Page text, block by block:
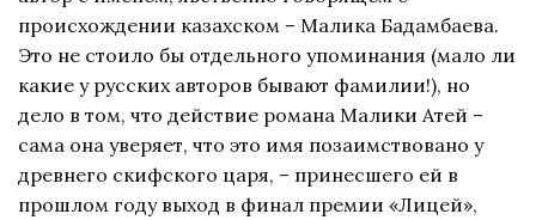
происхождении казахском – Малика Бадамбаева.
Это не стоило бы отдельного упоминания (мало ли
какие у русских авторов бывают фамилии!), но
дело в том, что действие романа Малики Атей –
сама она уверяет, что это имя позаимствовано у
древнего скифского царя, – принесшего ей в
прошлом году выход в финал премии «Лицей»,